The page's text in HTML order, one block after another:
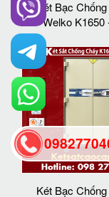
Két Bạc
Welko K1650
Két Bạc